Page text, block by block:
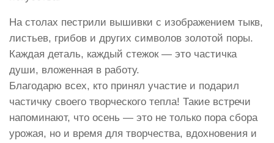
На столах пестрили вышивки с изображением тыкв,
листьев, грибов и других символов золотой поры.
Каждая деталь, каждый стежок — это частичка
души, вложенная в работу.
Благодарю всех, кто принял участие и подарил
частичку своего творческого тепла! Такие встречи
напоминают, что осень — это не только пора сбора
урожая, но и время для творчества, вдохновения и